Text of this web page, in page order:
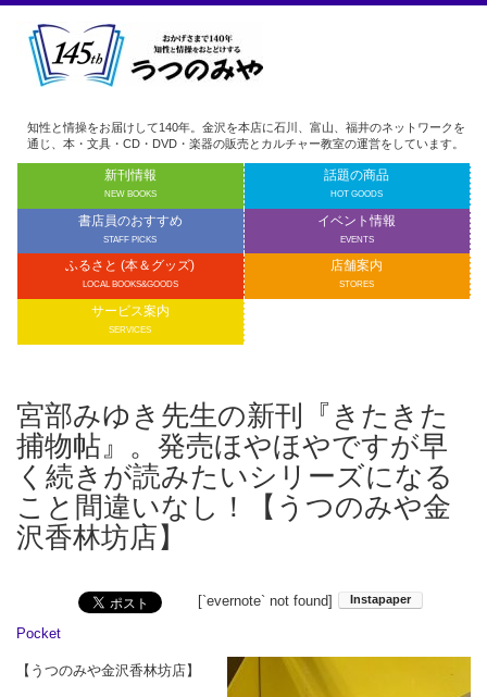
知性と情操をお届けして140年。金沢を本店に石川、富山、福井のネットワークを
通じ、本・文具・CD・DVD・楽器の販売とカルチャー教室の運営をしています。
新刊情報
NEW BOOKS
話題の商品
HOT GOODS
書店員のおすすめ
STAFF PICKS
イベント情報
EVENTS
ふるさと (本＆グッズ)
LOCAL BOOKS&GOODS
店舗案内
STORES
サービス案内
SERVICES
宮部みゆき先生の新刊『きたきた
捕物帖』。発売ほやほやですが早
く続きが読みたいシリーズになる
こと間違いなし！【うつのみや金
沢香林坊店】
[`evernote` not found]
Pocket
【うつのみや金沢香林坊店】